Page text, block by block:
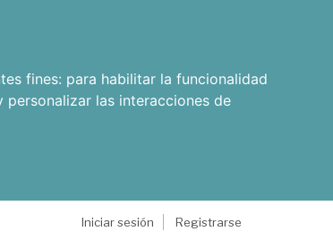
fines: para habilitar la funcionalidad
las interacciones de
Iniciar sesión
Registrarse